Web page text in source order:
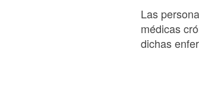
Las
médicas
dichas